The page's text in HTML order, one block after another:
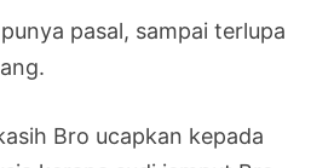
pasal, sampai terlupa
Bro ucapkan kepada